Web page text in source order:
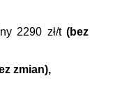
2290 zł/t (bez
zmian),